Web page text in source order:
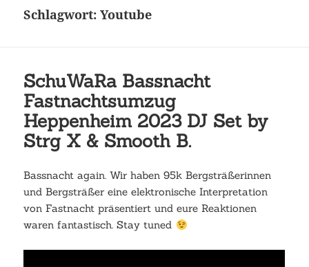
Schlagwort:Youtube
SchuWaRa Bassnacht
Fastnachtsumzug
Heppenheim 2023 DJ Set by
Strg X & Smooth B.
Bassnacht again. Wir haben 95k Bergsträßerinnen
und Bergsträßer eine elektronische Interpretation
von Fastnacht präsentiert und eure Reaktionen
waren fantastisch. Stay tuned